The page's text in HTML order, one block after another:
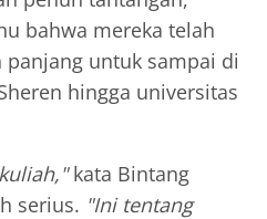
bahwa mereka telah
untuk sampai di
hingga universitas
kata Bintang
serius. "Ini tentang